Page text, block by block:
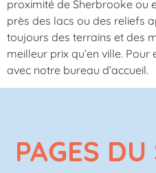
proximité de Sherbrooke ou
près des lacs ou des reliefs
toujours des terrains et des
meilleur prix qu’en ville.
avec notre bureau d’accueil.
PAGES DU